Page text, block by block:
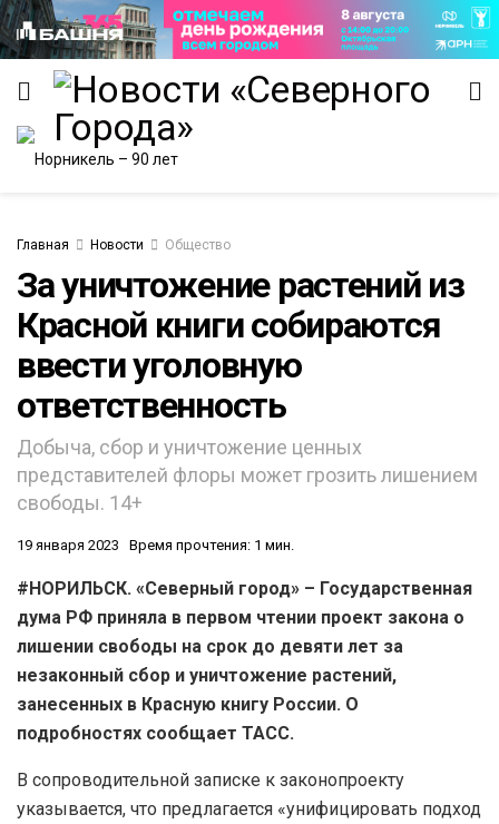
Главная Новости Общество
За уничтожение растений из
Красной книги собираются
ввести уголовную
ответственность
Добыча, сбор и уничтожение ценных
представителей флоры может грозить лишением
свободы. 14+
19 января 2023 Время прочтения: 1 мин.
#НОРИЛЬСК. «Северный город» – Государственная
дума РФ приняла в первом чтении проект закона о
лишении свободы на срок до девяти лет за
незаконный сбор и уничтожение растений,
занесенных в Красную книгу России. О
подробностях сообщает ТАСС.
В сопроводительной записке к законопроекту
указывается, что предлагается «унифицировать подход